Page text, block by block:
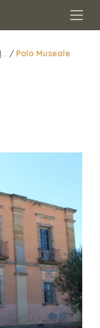
/ Polo Museale